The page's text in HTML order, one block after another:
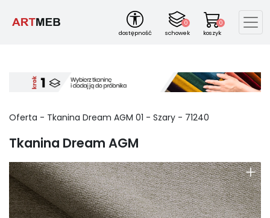
dostępność
0
schowek
0
koszyk
Oferta - Tkanina Dream AGM 01 - Szary - 71240
Tkanina Dream AGM
+